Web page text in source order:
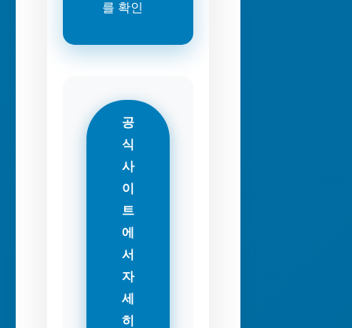
를 확인
공
식
사
이
트
에
서
자
세
히